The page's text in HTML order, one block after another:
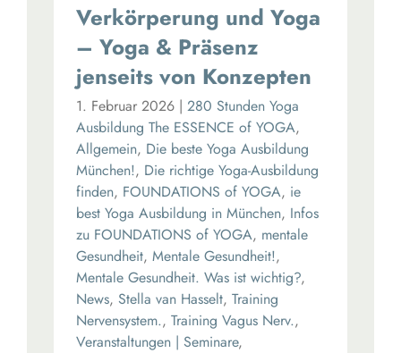
Verkörperung und Yoga
– Yoga & Präsenz
jenseits von Konzepten
1. Februar 2026 | 280 Stunden Yoga
Ausbildung The ESSENCE of YOGA,
Allgemein, Die beste Yoga Ausbildung
München!, Die richtige Yoga-Ausbildung
finden, FOUNDATIONS of YOGA, ie
best Yoga Ausbildung in München, Infos
zu FOUNDATIONS of YOGA, mentale
Gesundheit, Mentale Gesundheit!,
Mentale Gesundheit. Was ist wichtig?,
News, Stella van Hasselt, Training
Nervensystem., Training Vagus Nerv.,
Veranstaltungen | Seminare,